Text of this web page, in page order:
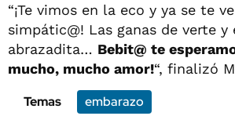
“¡Te vimos en la eco y ya se te
simpátic@! Las ganas de verte y
abrazadita… Bebit@ te
mucho, mucho amor!“, finalizó
Temas
embarazo